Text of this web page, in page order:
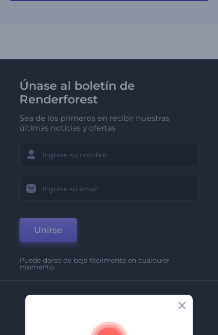
Únase al boletín de
Renderforest
Sea de los primeros en recibir nuestras
últimas noticias y ofertas
Unirse
Puede darse de baja fácilmente en cualquier
momento.